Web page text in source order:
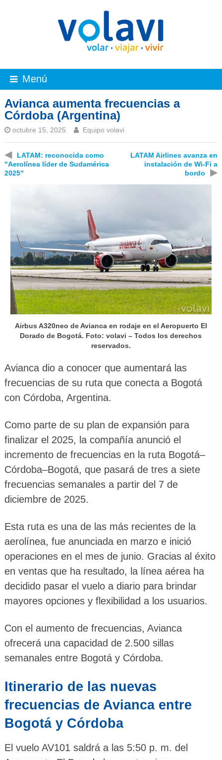
Menú
Avianca aumenta frecuencias a
Córdoba (Argentina)
octubre 15, 2025 Equipo volavi
◀
LATAM: reconocida como
"Aerolínea líder de Sudamérica
2025"
LATAM Airlines avanza en
instalación de Wi-Fi a
bordo
▶
Airbus A320neo de Avianca en rodaje en el Aeropuerto El
Dorado de Bogotá. Foto: volavi – Todos los derechos
reservados.
Avianca dio a conocer que aumentará las
frecuencias de su ruta que conecta a Bogotá
con Córdoba, Argentina.
Como parte de su plan de expansión para
finalizar el 2025, la compañía anunció el
incremento de frecuencias en la ruta Bogotá–
Córdoba–Bogotá, que pasará de tres a siete
frecuencias semanales a partir del 7 de
diciembre de 2025.
Esta ruta es una de las más recientes de la
aerolínea, fue anunciada en marzo e inició
operaciones en el mes de junio. Gracias al éxito
en ventas que ha resultado, la línea aérea ha
decidido pasar el vuelo a diario para brindar
mayores opciones y flexibilidad a los usuarios.
Con el aumento de frecuencias, Avianca
ofrecerá una capacidad de 2.500 sillas
semanales entre Bogotá y Córdoba.
Itinerario de las nuevas
frecuencias de Avianca entre
Bogotá y Córdoba
El vuelo AV101 saldrá a las 5:50 p. m. del